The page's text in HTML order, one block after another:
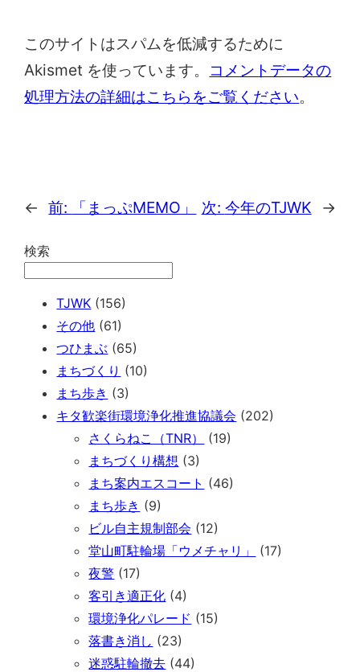
このサイトはスパムを低減するために
Akismet を使っています。
コメントデータの
処理方法の詳細はこちらをご覧ください。
← 前: 「まっぷMEMO」 次: 今年のTJWK →
検索
TJWK (156)
その他 (61)
つひまぶ (65)
まちづくり (10)
まち歩き (3)
キタ歓楽街環境浄化推進協議会 (202)
さくらねこ（TNR）
(19)
まちづくり構想 (3)
まち案内エスコート (46)
まち歩き (9)
ビル自主規制部会 (12)
堂山町駐輪場「ウメチャリ」
(17)
夜警 (17)
客引き適正化 (4)
環境浄化パレード (15)
落書き消し (23)
迷惑駐輪撤去 (44)